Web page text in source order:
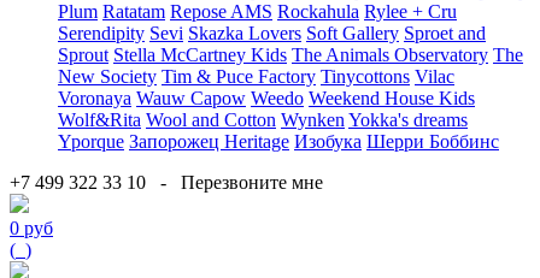
Plum Ratatam Repose AMS Rockahula Rylee + Cru
Serendipity Sevi Skazka Lovers Soft Gallery Sproet and
Sprout Stella McCartney Kids The Animals Observatory The
New Society Tim & Puce Factory Tinycottons Vilac
Voronaya Wauw Capow Weedo Weekend House Kids
Wolf&Rita Wool and Cotton Wynken Yokka's dreams
Yporque Запорожец Heritage Изобука Шерри Боббинс
+7 499 322 33 10 - Перезвоните мне
0 руб
( )